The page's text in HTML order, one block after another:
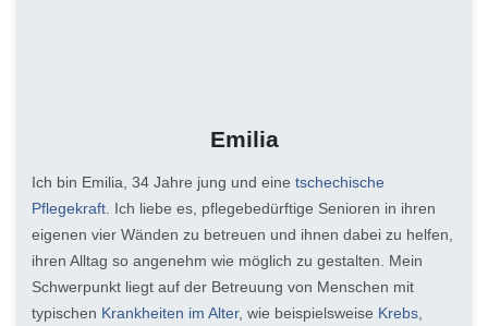
Emilia
Ich bin Emilia, 34 Jahre jung und eine tschechische
Pflegekraft . Ich liebe es, pflegebedürftige Senioren in ihren
eigenen vier Wänden zu betreuen und ihnen dabei zu helfen,
ihren Alltag so angenehm wie möglich zu gestalten. Mein
Schwerpunkt liegt auf der Betreuung von Menschen mit
typischen Krankheiten im Alter, wie beispielsweise Krebs